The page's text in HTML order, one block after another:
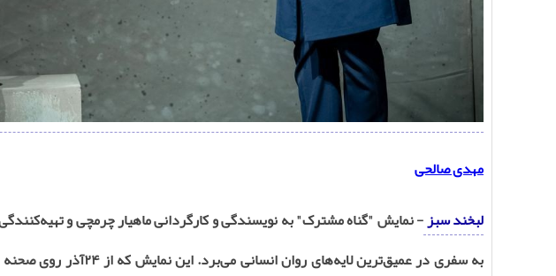
مهدی صالحی
لبخند سبز- نمایش "گناه مشترک" به نویسندگی و کارگردانی ماهیار چرمچی و
به سفری در عمیق‌ترین لایه‌های روان انسانی می‌برد. این نمایش که از۲۴آذر روی صحنه